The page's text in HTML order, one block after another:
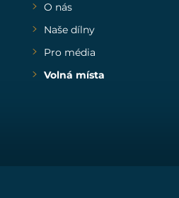
O nás
Naše dílny
Pro média
Volná místa